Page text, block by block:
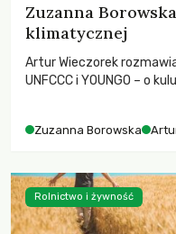
Zuzanna
klimatycznej
Artur Wieczorek
UNFCCC i YOUNGO – o
Zuzanna Borowska
Rolnictwo i żywność